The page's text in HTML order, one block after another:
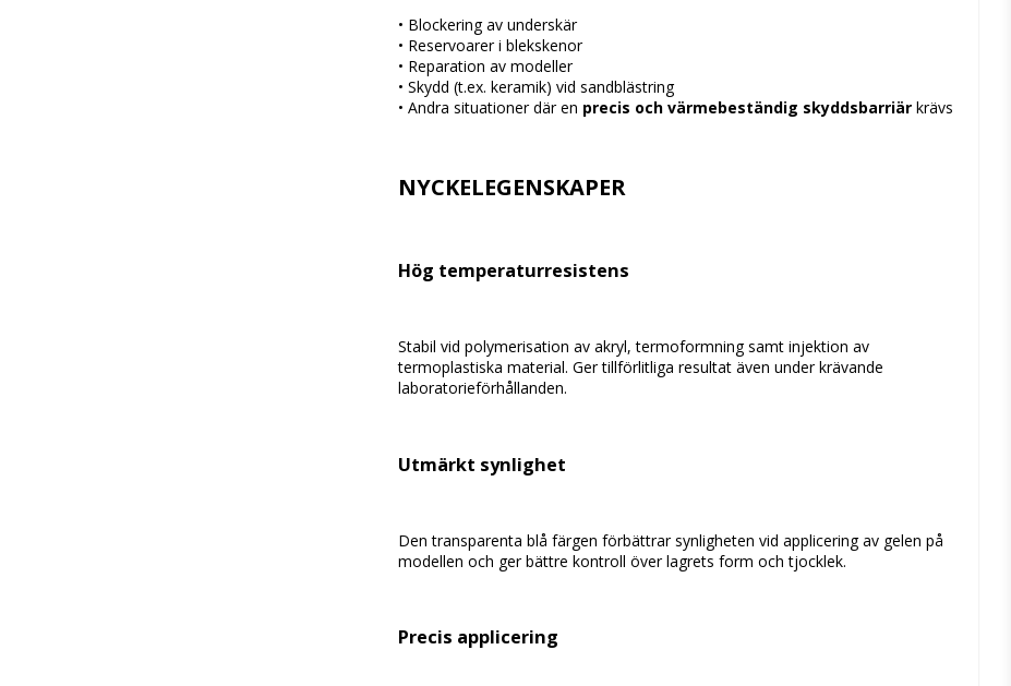
• Blockeringavunderskär
• Reservoareriblekskenor
• Reparationavmodeller
•Skydd (t.ex.keramik)vidsandblästring
•Andrasituationerdären precis ochvärmebeständig skyddsbarriär krävs
NYCKELEGENSKAPER
Hög temperaturresistens
Stabilvidpolymerisationavakryl,termoformningsamtinjektionav
termoplastiskamaterial.Gertillförlitligaresultatävenunderkrävande
laboratorieförhållanden.
Utmärkt synlighet
Dentransparentablåfärgenförbättrarsynlighetenvidappliceringav gelenpå
modellenoch gerbättrekontrollöverlagretsformochtjocklek.
Precis applicering